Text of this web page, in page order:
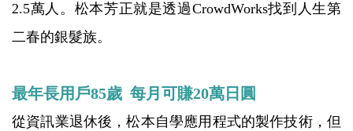
2.5萬人。松本芳正就是透過CrowdWorks找到人生第
二春的銀髮族。
最年長用戶85歲 每月可賺20萬日圓
從資訊業退休後，松本自學應用程式的製作技術，但